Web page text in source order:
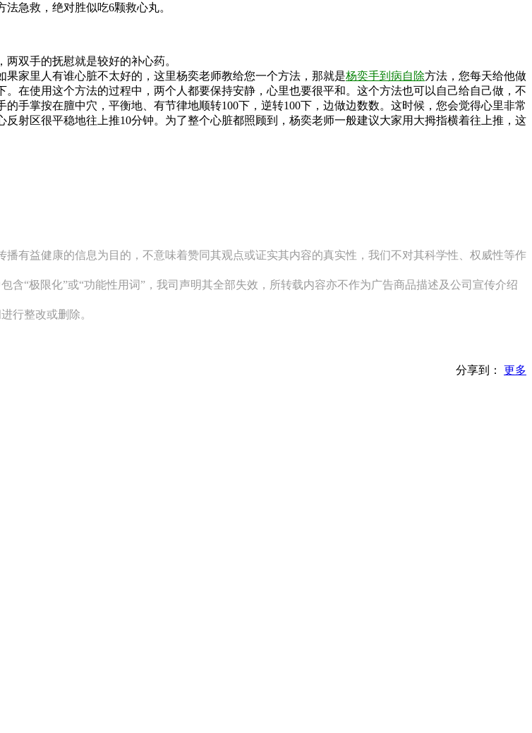
急救，绝对胜似吃6颗救心丸。
双手的抚慰就是较好的补心药。
家里人有谁心脏不太好的，这里杨奕老师教给您一个方法，那就是杨奕手到病自除方法，您每天给他做
在使用这个方法的过程中，两个人都要保持安静，心里也要很平和。这个方法也可以自己给自己做，不
手掌按在膻中穴，平衡地、有节律地顺转100下，逆转100下，边做边数数。这时候，您会觉得心里非常
射区很平稳地往上推10分钟。为了整个心脏都照顾到，杨奕老师一般建议大家用大拇指横着往上推，这
有益健康的信息为目的，不意味着赞同其观点或证实其内容的真实性，我们不对其科学性、权威性等作
“极限化”或“功能性用词”，我司声明其全部失效，所转载内容亦不作为广告商品描述及公司宣传介绍
行整改或删除。
分享到：
更多